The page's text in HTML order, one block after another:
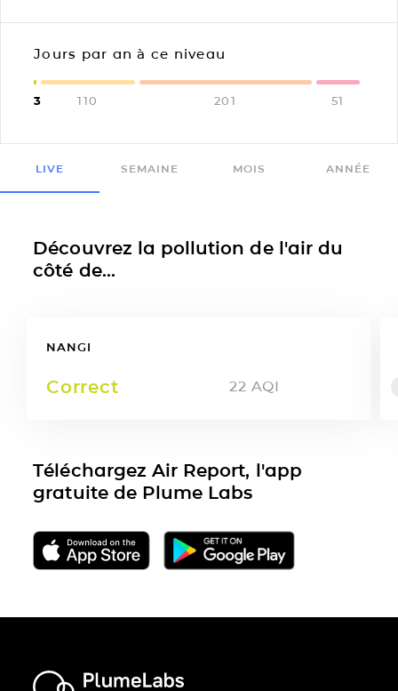
Jours par an à ce niveau
3 110 201 51
LIVE SEMAINE MOIS ANNÉE
Découvrez la pollution de l'air du
côté de...
NANGI
Correct 22 AQI
Téléchargez Air Report, l'app
gratuite de Plume Labs